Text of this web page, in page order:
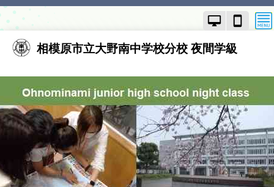
PC
モ
ド
で
切
り
替
え
ス
マ
ト
フ
ー
ド
で
画
面
を
切
り
替
え
相模原市立大野南中学校分校 夜間学級